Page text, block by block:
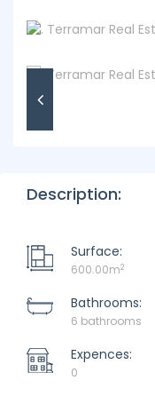
Description:
Surface:
600.00m2
Bathrooms:
6 bathrooms
Expences:
0